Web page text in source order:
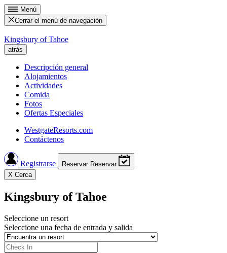
Menú
Cerrar el menú de navegación
Kingsbury of Tahoe
atrás
Descripción general
Alojamientos
Actividades
Comida
Fotos
Ofertas Especiales
WestgateResorts.com
Contáctenos
Registrarse Reservar Reservar
X Cerca
Kingsbury of Tahoe
Seleccione un resort
Seleccione una fecha de entrada y salida